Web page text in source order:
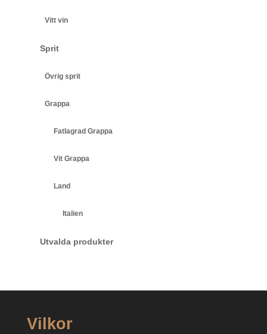
Vitt vin
Sprit
Övrig sprit
Grappa
Fatlagrad Grappa
Vit Grappa
Land
Italien
Utvalda produkter
Vilkor